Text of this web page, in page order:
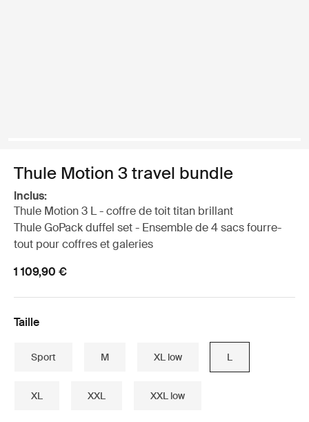
Thule Motion 3 travel bundle
Inclus:
Thule Motion 3 L - coffre de toit titan brillant
Thule GoPack duffel set - Ensemble de 4 sacs fourre-
tout pour coffres et galeries
1 109,90 €
Taille
Sport M XL low L
XL XXL XXL low